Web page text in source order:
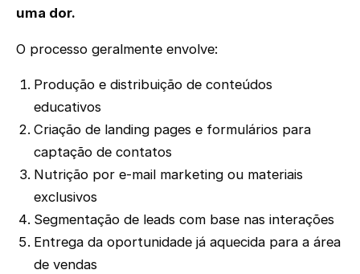
uma dor.
O processo geralmente envolve:
Produção e distribuição de conteúdos
educativos
Criação de landing pages e formulários para
captação de contatos
Nutrição por e-mail marketing ou materiais
exclusivos
Segmentação de leads com base nas interações
Entrega da oportunidade já aquecida para a área
de vendas